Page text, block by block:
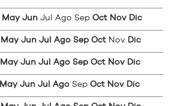
May Jun Jul Ago Sep Oct Nov Dic
May Jun Jul Ago Sep Oct Nov Dic
May Jun Jul Ago Sep Oct Nov Dic
May Jun Jul Ago Sep Oct Nov Dic